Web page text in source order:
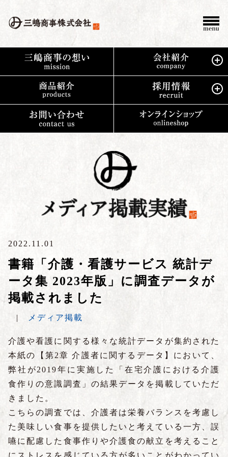
2022.11.01
書籍「介護・看護サービス 統計デ
ータ集 2023年版」に調査データが
掲載されました
| メディア掲載
介護や看護に関する様々な統計データが集約された
本紙の【第2章 介護者に関するデータ】において、
弊社が2019年に実施した「在宅介護における介護
食作りの意識調査」の結果データを掲載していただ
きました。
こちらの調査では、介護者は栄養バランスを考慮し
た美味しい食事を提供したいと考えている一方、誤
嚥に配慮した食事作りや介護食の献立を考えること
にストレスを感じている方が多いことがわかってい